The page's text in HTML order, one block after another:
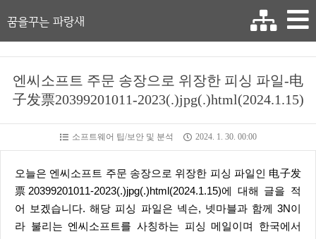
꿈을꾸는 파랑새
엔씨소프트 주문 송장으로 위장한 피싱 파일-电
子发票20399201011-2023(.)jpg(.)html(2024.1.15)
소프트웨어 팁/보안 및 분석 2024. 1. 30. 00:00
오늘은 엔씨소프트 주문 송장으로 위장한 피싱 파일인 电子发
票20399201011-2023(.)jpg(.)html(2024.1.15)에 대해 글을 적
어 보겠습니다. 해당 피싱 파일은 넥슨, 넷마블과 함께 3N이
라 불리는 엔씨소프트를 사칭하는 피싱 메일이며 한국에서